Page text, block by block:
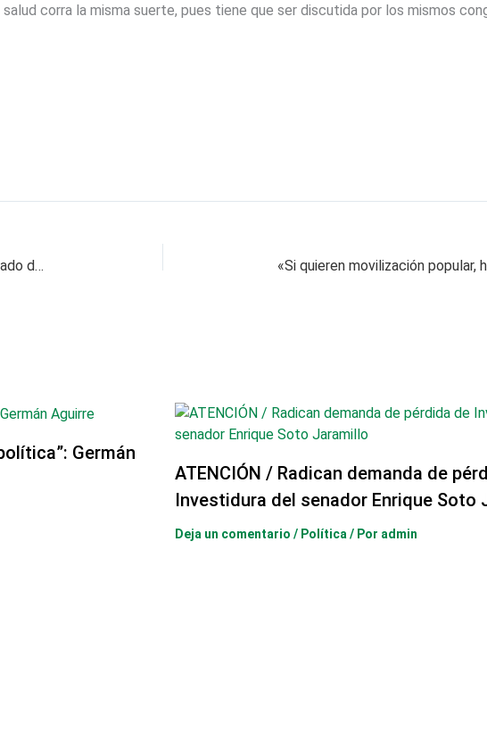
corra la misma suerte, pues tiene que ser discutida por los mismos
Reforma laboral recibe ‘estocada de muerte’ en Senado de la República
Germán
ATENCIÓN / Radican demanda de
Investidura del senador Enrique Soto
Deja un comentario / Política / Por admin